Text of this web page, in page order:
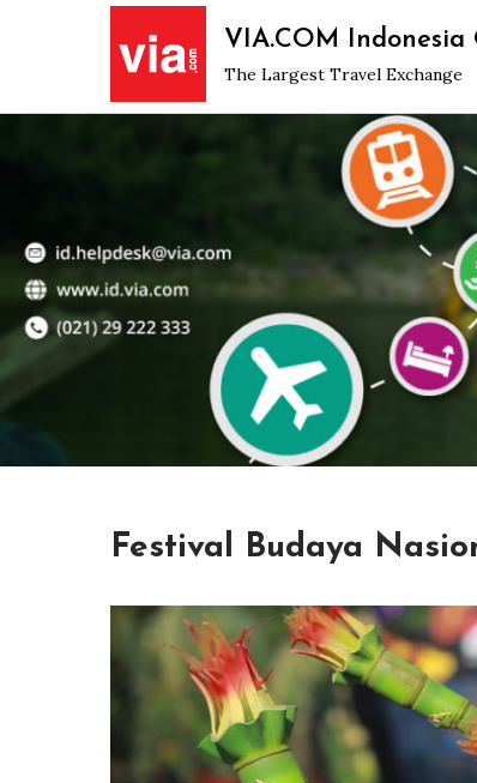
VIA.COM Indonesia
The Largest Travel Exchange
Festival Budaya